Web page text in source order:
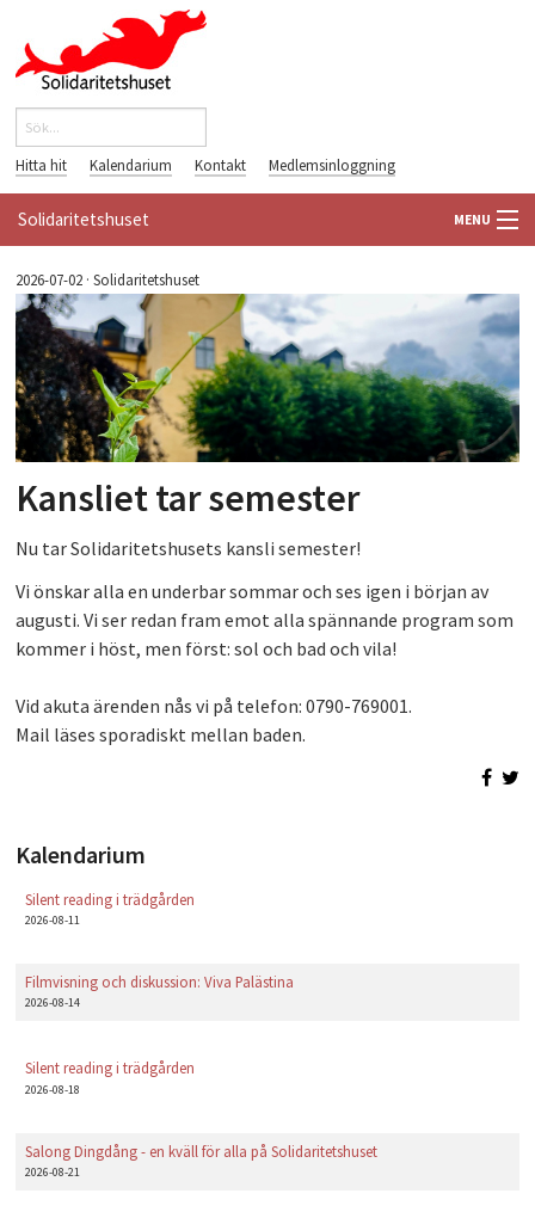
Hoppa till huvudinnehåll
Sökformulär
Hitta hit Kalendarium Kontakt Medlemsinloggning
Solidaritetshuset MENU
HEM
OM OSS
FÖRENINGAR
VÄRLDSBIBLIOTEKET
PÅ GÅNG
PLAY
2026-07-02 ·Solidaritetshuset
Kansliet tar semester
Nu tar Solidaritetshusets kansli semester!
Vi önskar alla en underbar sommar och ses igen i början av
augusti. Vi ser redan fram emot alla spännande program som
kommer i höst, men först: sol och bad och vila!
Vid akuta ärenden nås vi på telefon: 0790-769001.
Mail läses sporadiskt mellan baden.
Kalendarium
Silent reading i trädgården
2026-08-11
Filmvisning och diskussion: Viva Palästina
2026-08-14
Silent reading i trädgården
2026-08-18
Salong Dingdång - en kväll för alla på Solidaritetshuset
2026-08-21